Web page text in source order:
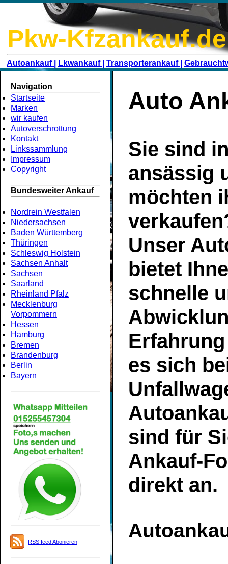
Pkw-Kfzankauf.de
Autoankauf | Lkwankauf | Transporterankauf |
Navigation
Startseite
Marken
wir kaufen
Autoverschrottung
Kontakt
Linkssammlung
Impressum
Copyright
Bundesweiter Ankauf
Nordrein Westfalen
Niedersachsen
Baden Württemberg
Thüringen
Schleswig Holstein
Sachsen Anhalt
Sachsen
Saarland
Rheinland Pfalz
Mecklenburg
Vorpommern
Hessen
Hamburg
Bremen
Brandenburg
Berlin
Bayern
RSS feed Abonieren
Auto
Sie sind
ansässig
möchten
Unser
bietet
schnelle
es sich
sind für
Ankauf-
direkt an.